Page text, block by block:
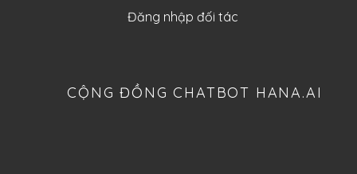
Đăng nhập đối tác
CỘNG ĐỒNG CHATBOT HANA.AI